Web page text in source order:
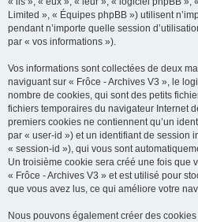
Limited », « Équipes phpBB ») utilisent
pendant n’importe quelle session
par « vos informations »).
Vos informations sont collectées de deux
naviguant sur « Frôce - Archives V3 », le
nombre de cookies, qui sont des petits
fichiers temporaires du navigateur Internet
premiers cookies ne contiennent qu’un
par « user-id ») et un identifiant de session
« session-id »), qui vous sont
Un troisième cookie sera créé une fois que
« Frôce - Archives V3 » et est utilisé pour
que vous avez lus, ce qui améliore votre
Nous pouvons également créer des